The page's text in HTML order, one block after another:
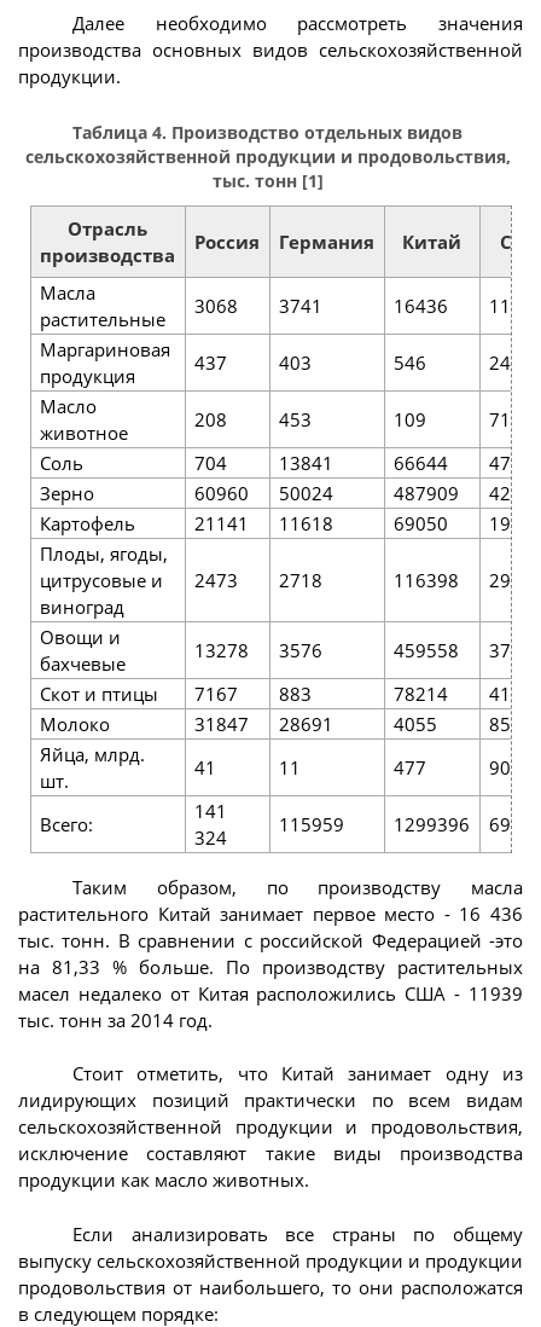
Далее необходимо рассмотреть значения
производства основных видов сельскохозяйственной
продукции.
Таблица 4. Производство отдельных видов
сельскохозяйственной продукции и продовольствия,
тыс. тонн [1]
Отрасль
производства
Россия Германия Китай
Масла
растительные
3068 3741 16436
Маргариновая
продукция
437 403 546
245
Масло
животное
208 453 109
714
Соль
704 13841 66644
Зерно
60960 50024 487909
Картофель
21141 11618 69050
Плоды, ягоды,
цитрусовые и
виноград
2473 2718 116398
Овощи и
бахчевые
13278 3576 459558
Скот и птицы
7167 883 78214
Молоко
31847 28691 4055
Яйца, млрд.
шт.
41 11 477 90
Всего:
141
324
115959 1299396
Таким образом, по производству масла
растительного Китай занимает первое место - 16 436
тыс. тонн. В сравнении с российской Федерацией -это
на 81,33 % больше. По производству растительных
масел недалеко от Китая расположились США - 11939
тыс. тонн за 2014 год.
Стоит отметить, что Китай занимает одну из
лидирующих позиций практически по всем видам
сельскохозяйственной продукции и продовольствия,
исключение составляют такие виды производства
продукции как масло животных.
Если анализировать все страны по общему
выпуску сельскохозяйственной продукции и продукции
продовольствия от наибольшего, то они расположатся
в следующем порядке: